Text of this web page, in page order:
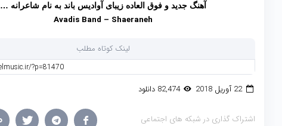
آهنگ جدید و فوق العاده زیبای آوادیس باند به نام شاعرانه …
Avadis Band – Shaeraneh
لینک کوتاه مطلب
22 آوریل 2018 82,474 دانلود
اشتراک گذاری در شبکه های اجتماعی